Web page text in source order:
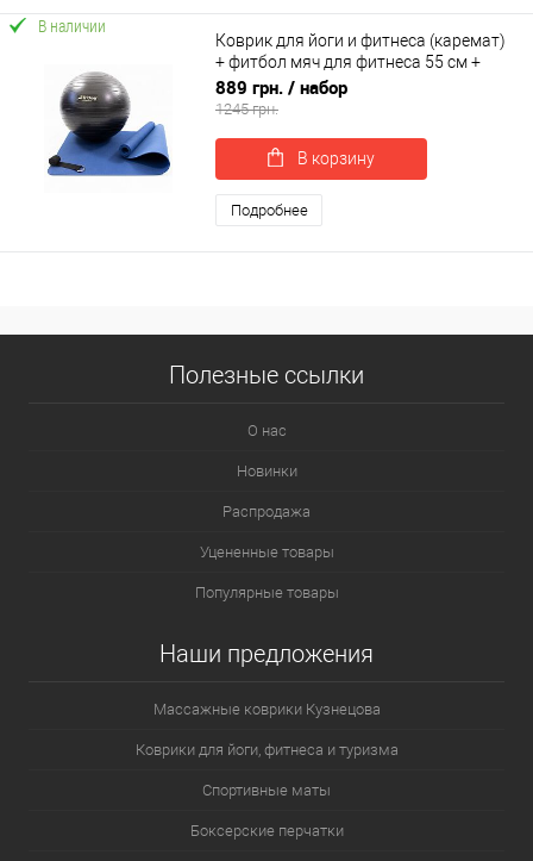
В наличии
Коврик для йоги и фитнеса (каремат)
+ фитбол мяч для фитнеса 55 см +
ремень для йоги OSPORT Set 94 (n-
0124)
889 грн. / набор
1245 грн.
В корзину
Подробнее
Полезные ссылки
О нас
Новинки
Распродажа
Уцененные товары
Популярные товары
Наши предложения
Массажные коврики Кузнецова
Коврики для йоги, фитнеса и туризма
Спортивные маты
Боксерские перчатки